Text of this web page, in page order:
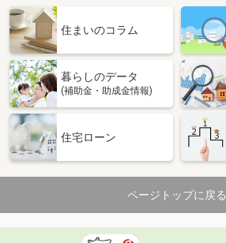
住まいのコラム
暮らしのデータ
(補助金・助成金情報)
住宅ローン
ページトップに戻る